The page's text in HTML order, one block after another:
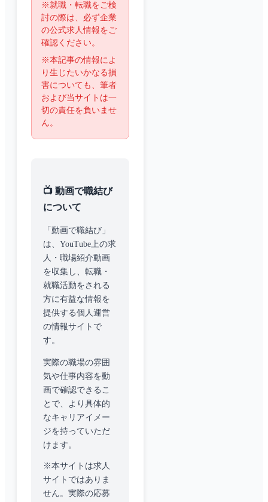
※就職・転職をご検
討の際は、必ず企業
の公式求人情報をご
確認ください。
※本記事の情報によ
り生じたいかなる損
害についても、筆者
および当サイトは一
切の責任を負いませ
ん。
📺 動画で職結び
について
「動画で職結び」
は、YouTube上の求
人・職場紹介動画
を収集し、転職・
就職活動をされる
方に有益な情報を
提供する個人運営
の情報サイトで
す。
実際の職場の雰囲
気や仕事内容を動
画で確認できるこ
とで、より具体的
なキャリアイメー
ジを持っていただ
けます。
※本サイトは求人
サイトではありま
せん。実際の応募